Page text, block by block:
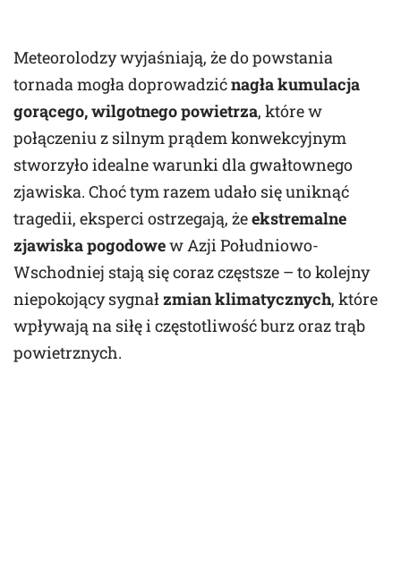
Meteorolodzy wyjaśniają, że do powstania
tornada mogła doprowadzićnagła kumulacja
gorącego, wilgotnego powietrza, które w
połączeniu z silnym prądem konwekcyjnym
stworzyło idealne warunki dla gwałtownego
zjawiska. Choć tym razem udało się uniknąć
tragedii, eksperci ostrzegają, żeekstremalne
zjawiska pogodowew Azji Południowo-
Wschodniej stają się coraz częstsze – to kolejny
niepokojący sygnał zmian klimatycznych, które
wpływają na siłę i częstotliwość burz oraz trąb
powietrznych.